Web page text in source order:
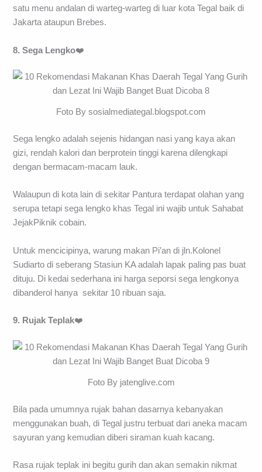
satu menu andalan di warteg-warteg di luar kota Tegal baik di
Jakarta ataupun Brebes.
8. Sega Lengko❤️
Foto By sosialmediategal.blogspot.com
Sega lengko adalah sejenis hidangan nasi yang kaya akan
gizi, rendah kalori dan berprotein tinggi karena dilengkapi
dengan bermacam-macam lauk.
Walaupun di kota lain di sekitar Pantura terdapat olahan yang
serupa tetapi sega lengko khas Tegal ini wajib untuk Sahabat
JejakPiknik cobain.
Untuk mencicipinya, warung makan Pi’an di jln.Kolonel
Sudiarto di seberang Stasiun KA adalah lapak paling pas buat
dituju. Di kedai sederhana ini harga seporsi sega lengkonya
dibanderol hanya sekitar 10 ribuan saja.
9. Rujak Teplak❤️
Foto By jatenglive.com
Bila pada umumnya rujak bahan dasarnya kebanyakan
menggunakan buah, di Tegal justru terbuat dari aneka macam
sayuran yang kemudian diberi siraman kuah kacang.
Rasa rujak teplak ini begitu gurih dan akan semakin nikmat